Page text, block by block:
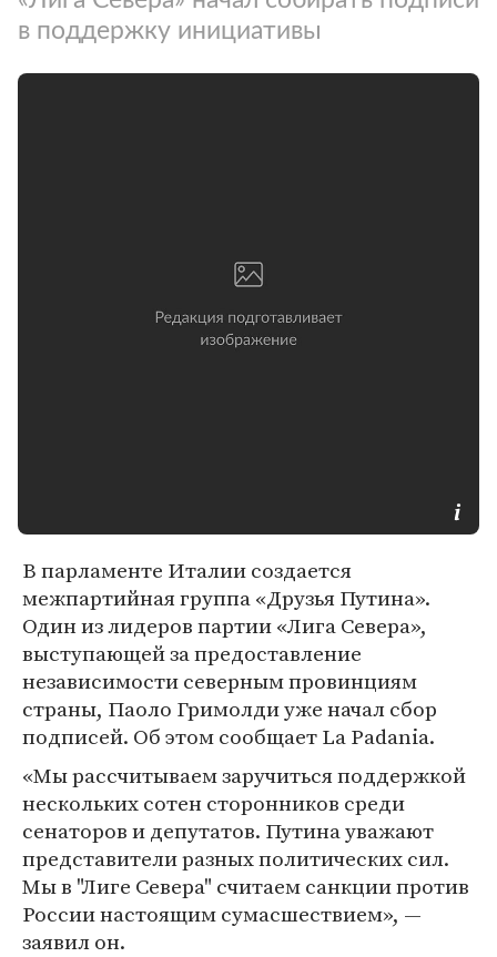
в поддержку инициативы
В парламенте Италии создается
межпартийная группа «Друзья Путина».
Один из лидеров партии «Лига Севера»,
выступающей за предоставление
независимости северным провинциям
страны, Паоло Гримолди уже начал сбор
подписей. Об этом сообщает La Padania.
«Мы рассчитываем заручиться поддержкой
нескольких сотен сторонников среди
сенаторов и депутатов. Путина уважают
представители разных политических сил.
Мы в "Лиге Севера" считаем санкции против
России настоящим сумасшествием», —
заявил он.